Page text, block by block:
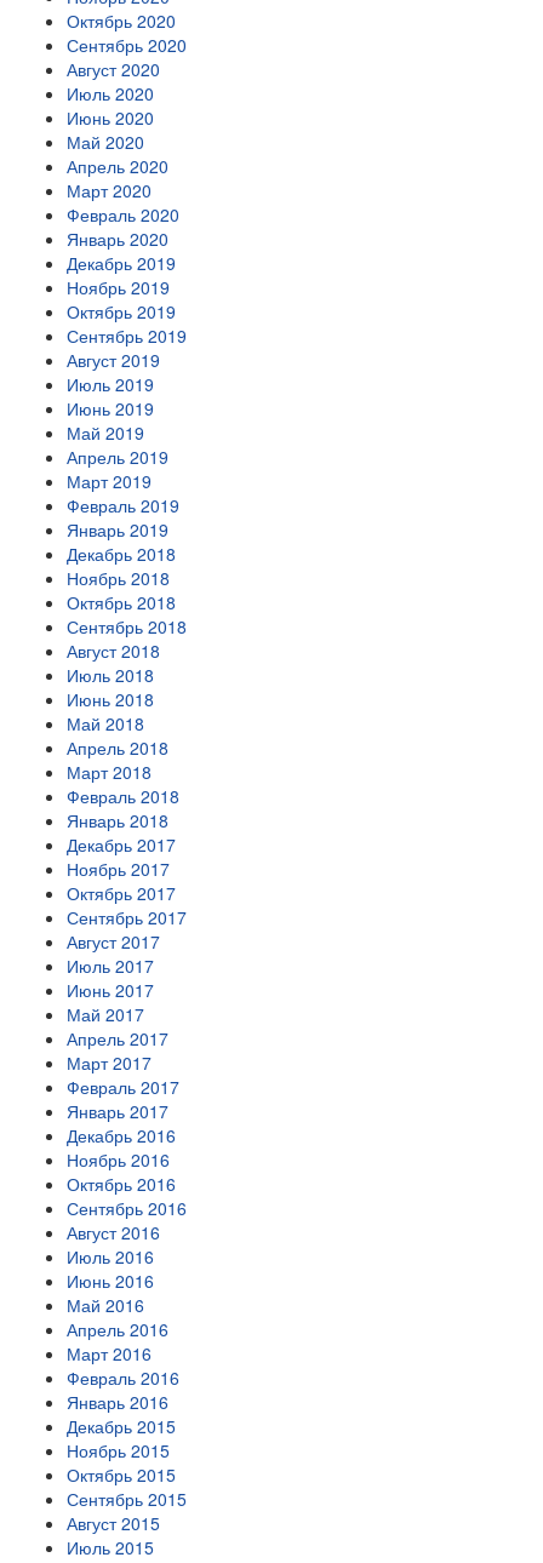
Октябрь 2020
Сентябрь 2020
Август 2020
Июль 2020
Июнь 2020
Май 2020
Апрель 2020
Март 2020
Февраль 2020
Январь 2020
Декабрь 2019
Ноябрь 2019
Октябрь 2019
Сентябрь 2019
Август 2019
Июль 2019
Июнь 2019
Май 2019
Апрель 2019
Март 2019
Февраль 2019
Январь 2019
Декабрь 2018
Ноябрь 2018
Октябрь 2018
Сентябрь 2018
Август 2018
Июль 2018
Июнь 2018
Май 2018
Апрель 2018
Март 2018
Февраль 2018
Январь 2018
Декабрь 2017
Ноябрь 2017
Октябрь 2017
Сентябрь 2017
Август 2017
Июль 2017
Июнь 2017
Май 2017
Апрель 2017
Март 2017
Февраль 2017
Январь 2017
Декабрь 2016
Ноябрь 2016
Октябрь 2016
Сентябрь 2016
Август 2016
Июль 2016
Июнь 2016
Май 2016
Апрель 2016
Март 2016
Февраль 2016
Январь 2016
Декабрь 2015
Ноябрь 2015
Октябрь 2015
Сентябрь 2015
Август 2015
Июль 2015